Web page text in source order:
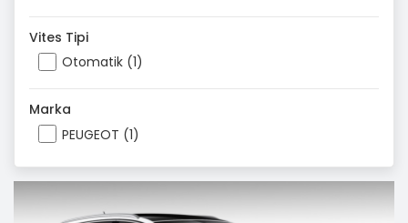
Vites Tipi
Otomatik (1)
Marka
PEUGEOT (1)